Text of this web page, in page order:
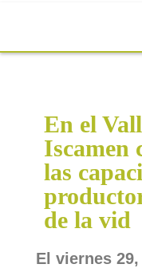
En el
Iscamen
las
de la vid
El viernes